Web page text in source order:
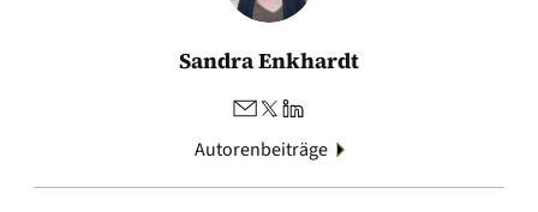
Sandra Enkhardt
Autorenbeiträge